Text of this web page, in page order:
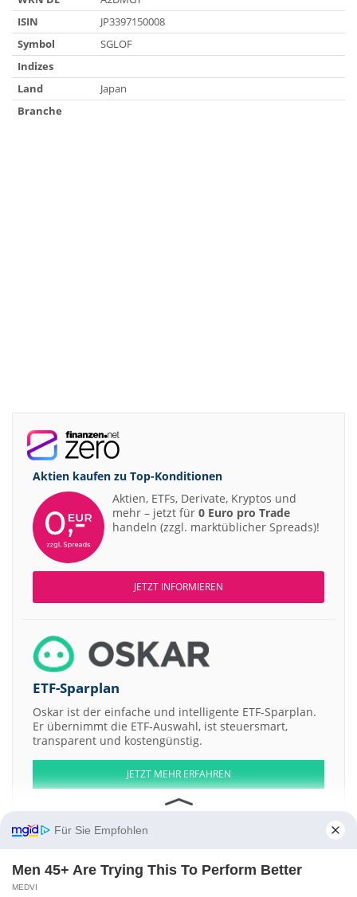
ISIN
JP3397150008
Symbol
SGLOF
Indizes
Land
Japan
Branche
Aktien kaufen zu Top-Konditionen
Aktien, ETFs, Derivate, Kryptos und
mehr – jetzt für 0 Euro pro Trade
handeln (zzgl. marktüblicher Spreads)!
JETZT INFORMIEREN
ETF-Sparplan
Oskar ist der einfache und intelligente ETF-Sparplan.
Er übernimmt die ETF-Auswahl, ist steuersmart,
transparent und kostengünstig.
JETZT MEHR ERFAHREN
Aktien ATX DAX EuroStoxx 50 Dow Jones NASDAQ 100 Nikkei 225
Für Sie Empfohlen
Men 45+ Are Trying This To Perform Better
MEDVI